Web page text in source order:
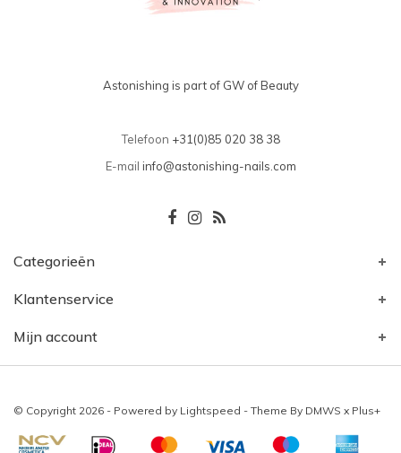
Astonishing is part of GW of Beauty
Telefoon +31(0)85 020 38 38
E-mail info@astonishing-nails.com
Categorieën
Klantenservice
Mijn account
© Copyright 2026 - Powered by Lightspeed - Theme By DMWS x Plus+